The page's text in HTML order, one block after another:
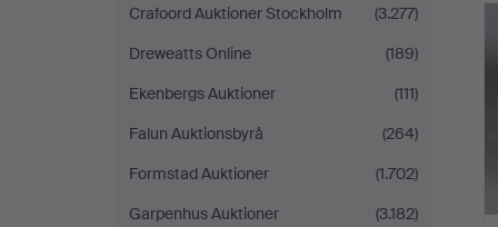
Crafoord Auktioner Stockholm
(3.277)
Dreweatts Online
(189)
Ekenbergs Auktioner
(111)
Falun Auktionsbyrå
(264)
Formstad Auktioner
(1.702)
Garpenhus Auktioner
(3.182)